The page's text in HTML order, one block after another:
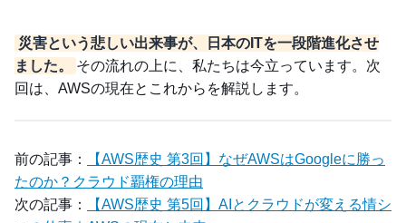
災害という悲しい出来事が、日本のITを一段階進化させ
ました。
その流れの上に、私たちは今立っています。次
回は、AWSの現在とこれからを解説します。
前の記事：
【AWS歴史 第3回】なぜAWSはGoogleに勝っ
たのか？クラウド覇権の理由
次の記事：
【AWS歴史 第5回】AIとクラウドが変える情シ